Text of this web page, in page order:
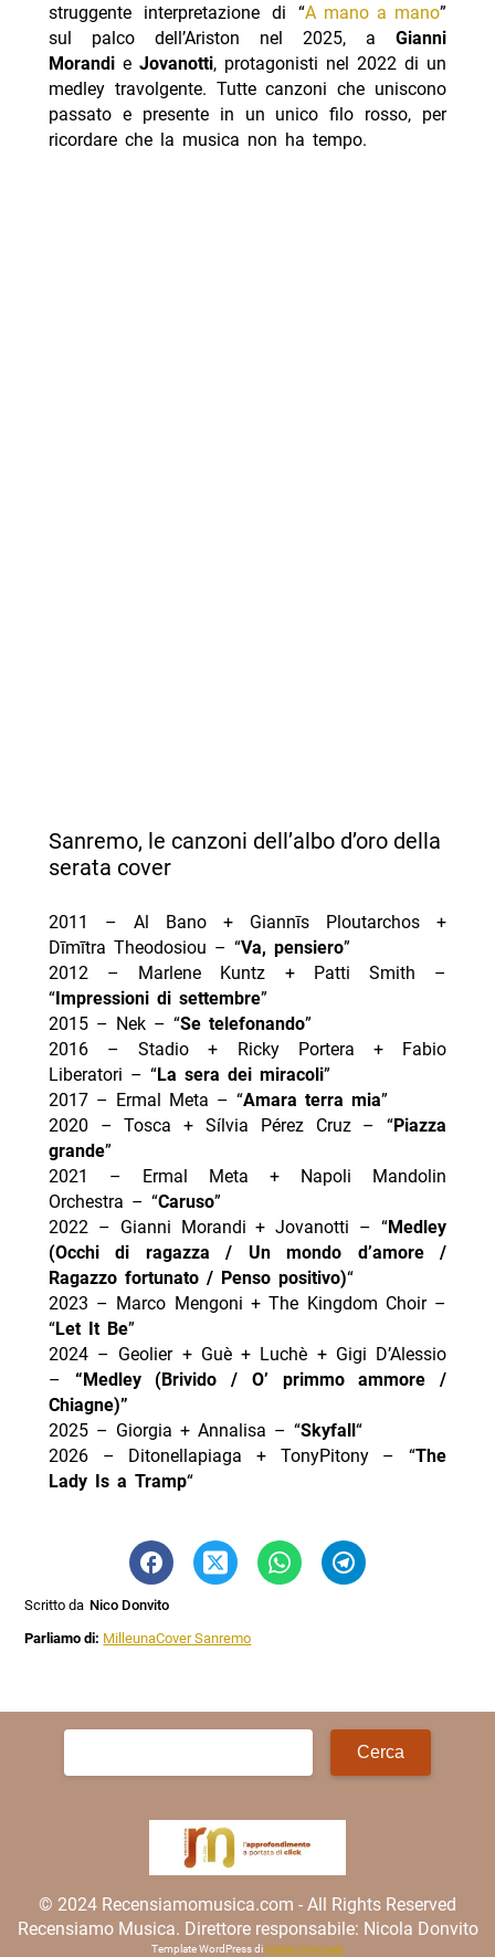
struggente interpretazione di “A mano a mano”
sul palco dell’Ariston nel 2025, a Gianni
Morandi e Jovanotti, protagonisti nel 2022 di un
medley travolgente. Tutte canzoni che uniscono
passato e presente in un unico filo rosso, per
ricordare che la musica non ha tempo.
Sanremo, le canzoni dell’albo d’oro della
serata cover
2011 – Al Bano + Giannīs Ploutarchos +
Dīmītra Theodosiou – “Va, pensiero”
2012 – Marlene Kuntz + Patti Smith –
“Impressioni di settembre”
2015 – Nek – “Se telefonando”
2016 – Stadio + Ricky Portera + Fabio
Liberatori – “La sera dei miracoli”
2017 – Ermal Meta – “Amara terra mia”
2020 – Tosca + Sílvia Pérez Cruz – “Piazza
grande”
2021 – Ermal Meta + Napoli Mandolin
Orchestra – “Caruso”
2022 – Gianni Morandi + Jovanotti – “Medley
(Occhi di ragazza / Un mondo d’amore /
Ragazzo fortunato / Penso positivo)“
2023 – Marco Mengoni + The Kingdom Choir –
“Let It Be”
2024 – Geolier + Guè + Luchè + Gigi D’Alessio
– “Medley (Brivido / O’ primmo ammore /
Chiagne)”
2025 – Giorgia + Annalisa – “Skyfall “
2026 – Ditonellapiaga + TonyPitony – “The
Lady Is a Tramp“
Scritto da Nico Donvito
Parliamo di: MilleunaCover Sanremo
Ricerca
© 2024 Recensiamomusica.com - All Rights Reserved
Recensiamo Musica. Direttore responsabile: Nicola Donvito
Template WordPress di Matteo Morreale